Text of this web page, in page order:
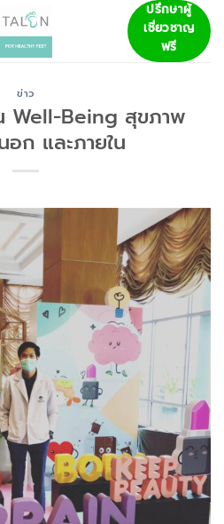
ปรึกษาผู้
เชี่ยวชาญ
ฟรี
ข่าว
Well-Being สุขภาพ
ก และภายใน